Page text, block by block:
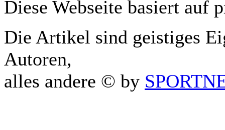
Diese Webseite basiert auf
Die Artikel sind geistiges
Autoren,
alles andere © by